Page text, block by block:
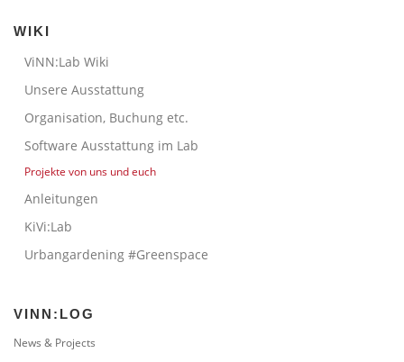
WIKI
ViNN:Lab Wiki
Unsere Ausstattung
Organisation, Buchung etc.
Software Ausstattung im Lab
Projekte von uns und euch
Anleitungen
KiVi:Lab
Urbangardening #Greenspace
VINN:LOG
News & Projects